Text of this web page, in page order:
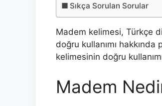
Sıkça Sorulan Sorular
Madem kelimesi, Türkçe
doğru kullanımı
kelimesinin doğru
Madem